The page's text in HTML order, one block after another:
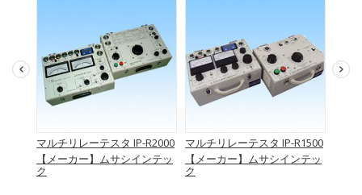
マルチリレーテスタ IP-R2000
【メーカー】ムサシインテッ
ク
マルチリレーテスタ IP-R1500
【メーカー】ムサシインテッ
ク